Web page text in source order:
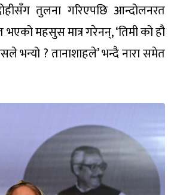
तुलना गरिएपछि आन्दोलनरत
भएको महसुस मात्र गरेनन्, ‘तिमी को हौ
भन्यो ? तानाशाहले’ भन्दै नारा समेत